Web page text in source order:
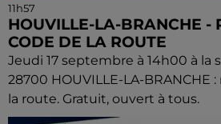
11h57
HOUVILLE-LA-BRANCHE -
CODE DE LA ROUTE
Jeudi 17 septembre à 14h00 à la
28700 HOUVILLE-LA-BRANCHE
la route. Gratuit, ouvert à tous.